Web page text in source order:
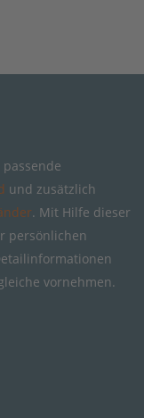
und zusätzlich
. Mit Hilfe dieser
persönlichen
vornehmen.